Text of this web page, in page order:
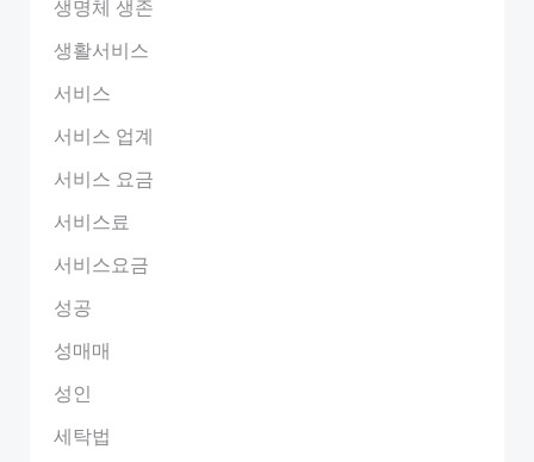
생명체 생존
생활서비스
서비스
서비스 업계
서비스 요금
서비스료
서비스요금
성공
성매매
성인
세탁법